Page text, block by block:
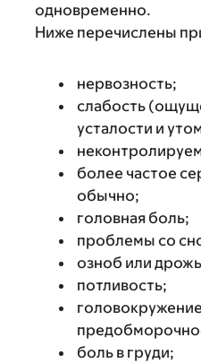
одновременно.
Ниже перечислены
нервозность;
слабость
усталости и
более частое
обычно;
головная боль;
проблемы со
озноб или
потливость;
боль в груди;